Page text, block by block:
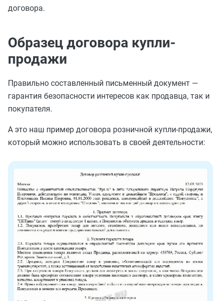
договора.
Образец договора купли-
продажи
Правильно составленный письменный документ —
гарантия безопасности интересов как продавца, так и
покупателя.
А это наш пример договора розничной купли-продажи,
который можно использовать в своей деятельности: